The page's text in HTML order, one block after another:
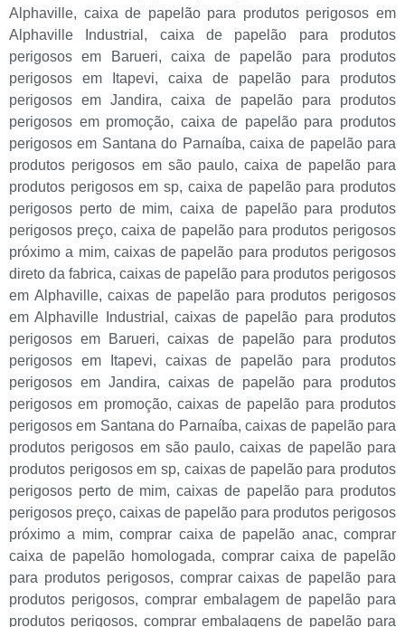
Alphaville, caixa de papelão para produtos perigosos em
Alphaville Industrial , caixa de papelão para produtos
perigosos em Barueri, caixa de papelão para produtos
perigosos em Itapevi, caixa de papelão para produtos
perigosos em Jandira,caixa de papelão para produtos
perigosos em promoção, caixa de papelão para produtos
perigosos em Santana do Parnaíba, caixa de papelão para
produtos perigosos em são paulo,caixa de papelão para
produtos perigosos em sp, caixa de papelão para produtos
perigosos perto de mim, caixa de papelão para produtos
perigosos preço,caixa de papelão para produtos perigosos
próximo a mim, caixas de papelão para produtos perigosos
direto da fabrica, caixas de papelão para produtos perigosos
em Alphaville,caixas de papelão para produtos perigosos
em Alphaville Industrial , caixas de papelão para produtos
perigosos em Barueri,caixas de papelão para produtos
perigosos em Itapevi, caixas de papelão para produtos
perigosos em Jandira, caixas de papelão para produtos
perigosos em promoção,caixas de papelão para produtos
perigosos em Santana do Parnaíba, caixas de papelão para
produtos perigosos em são paulo,caixas de papelão para
produtos perigosos em sp, caixas de papelão para produtos
perigosos perto de mim, caixas de papelão para produtos
perigosos preço, caixas de papelão para produtos perigosos
próximo a mim,comprar caixa de papelão anac, comprar
caixa de papelão homologada, comprar caixa de papelão
para produtos perigosos, comprar caixas de papelão para
produtos perigosos, comprar embalagem de papelão para
produtos perigosos, comprar embalagens de papelão para